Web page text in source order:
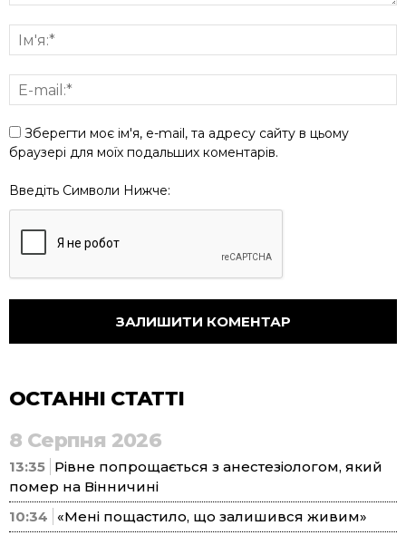
Зберегти моє ім'я, e-mail, та адресу сайту в цьому
браузері для моїх подальших коментарів.
Введіть Символи Нижче:
ОСТАННІ СТАТТІ
8 Серпня 2026
13:35 Рівне попрощається з анестезіологом, який
помер на Вінничині
10:34
«Мені пощастило, що залишився живим»